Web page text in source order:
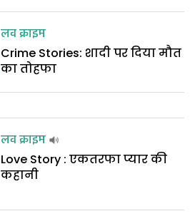
लव क्राइम
Crime Stories: शादी पर दिया मौत
का तोहफा
लव क्राइम
Love Story : एकतरफा प्यार की
कहानी